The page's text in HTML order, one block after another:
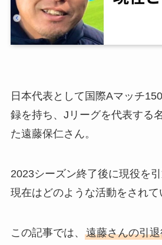
日本代表として国際Aマッチ
録を持ち、Jリーグを代表する
た遠藤保仁さん。
2023シーズン終了後に現役を引
現在はどのような活動をされ
この記事では、 遠藤さんの引